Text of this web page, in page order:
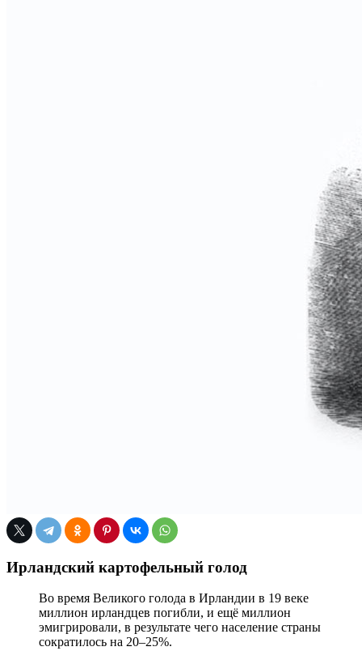
Ирландский картофельный голод
Во время Великого голода в Ирландии в 19 веке
миллион ирландцев погибли, и ещё миллион
эмигрировали, в результате чего население страны
сократилось на 20–25%.